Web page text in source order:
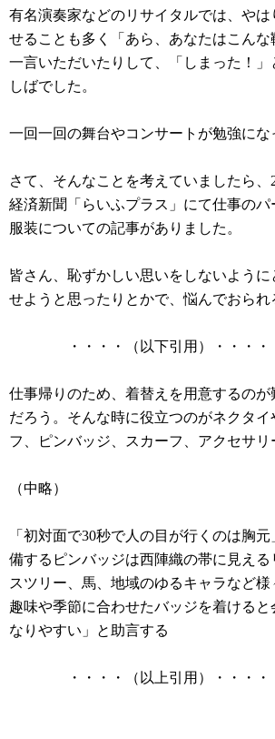
有名演奏家などのリサイタルでは、やは
せることも多く「あら、あなたはこんな
一言いただいたりして、「しまった！
しばでした。
一回一回の舞台やコンサートが勉強にな
さて、そんなことを考えていましたら、
経済新聞「らいふプラス」にて仕事のパ
服装についての記事がありました。
皆さん、恥ずかしい思いをしないように
せようと思ったりとかで、悩んでおられ
・・・・（以下引用）・・・・
仕事帰りのため、着替えを用意するのが
だろう。そんな時に役立つのがネクタイ
フ、ピンバッジ、スカーフ、アクセサリ
（中略）
「初対面で30秒で人の目が行くのは胸
備するピンバッジは西陣織の帯に見える
スツリー、馬、地域のゆるキャラなど
趣味や季節に合わせたバッジを着けると
なりやすい」と助言する
・・・・（以上引用）・・・・